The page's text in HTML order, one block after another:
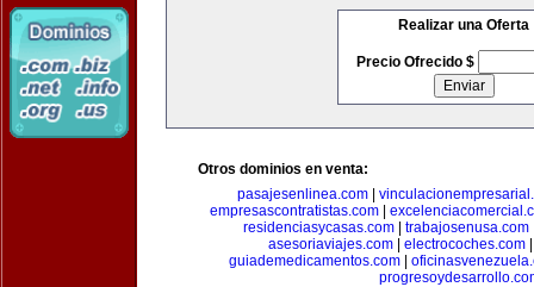
Realizar una Oferta
Precio Ofrecido $
Otros dominios en venta:
pasajesenlinea.com
empresascontratistas.com
residenciasycasas.com| trabajosenusa.com
asesoriaviajes.com| electrocoches.com
guiademedicamentos.com|